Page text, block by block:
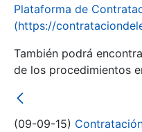
Erakutsi/Ezkutatu
Plataforma de
(https://
También podrá
de los procedimientos
(09-09-15)